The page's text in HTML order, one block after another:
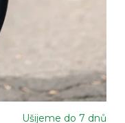
Ušijeme do 7 dnů